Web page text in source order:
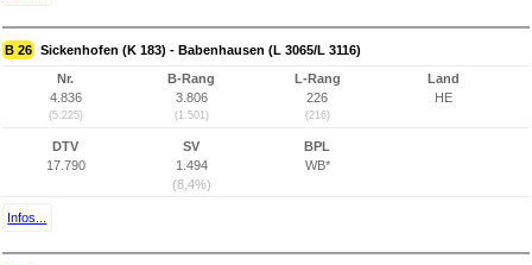
B 26 Sickenhofen (K 183) - Babenhausen (L 3065/L 3116)
Nr.
4.836
(5.225)
B-Rang
3.806
(1.501)
L-Rang
226
(216)
Land
HE
DTV
17.790
SV
1.494
(8,4%)
BPL
WB*
Infos...